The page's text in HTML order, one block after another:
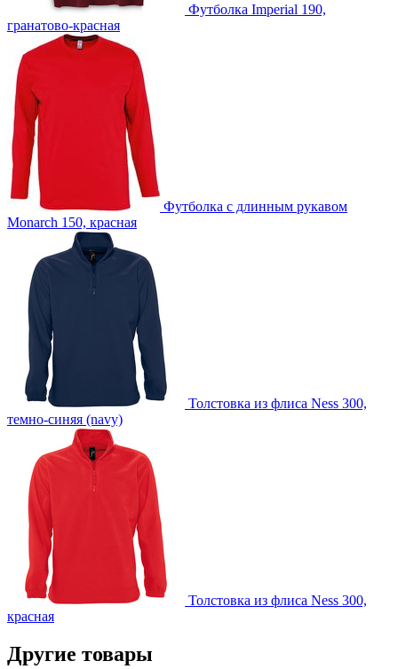
DTF-F -Печать DTF с эффектами (1 цвет)
D2 -Шелкография с трансфером (5 цветов)
custm -Лейблы и шильды
Футболка Imperial 190,
гранатово-красная
Футболка с длинным рукавом
Monarch 150, красная
Толстовка из флиса Ness 300,
темно-синяя (navy)
Толстовка из флиса Ness 300,
красная
Другие товары